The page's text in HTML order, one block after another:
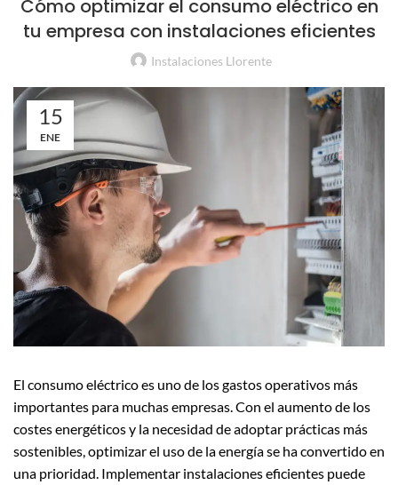
Cómo optimizar el consumo eléctrico en
tu empresa con instalaciones eficientes
Instalaciones Llorente
15
ENE
El consumo eléctrico es uno de los gastos operativos más
importantes para muchas empresas. Con el aumento de los
costes energéticos y la necesidad de adoptar prácticas más
sostenibles, optimizar el uso de la energía se ha convertido en
una prioridad. Implementar instalaciones eficientes puede